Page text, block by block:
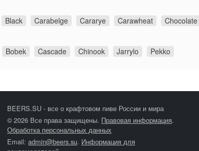
Black Carabelge Cararye Carawheat Chocolate
Bobek Cascade Chinook Jarrylo Pekko
BEERS.SU - все о крафтовом пиве России и мира
© 2026 Все права защищены. Правовая информация.
Обработка персональных данных
Email: admin@beers.su. Информация для